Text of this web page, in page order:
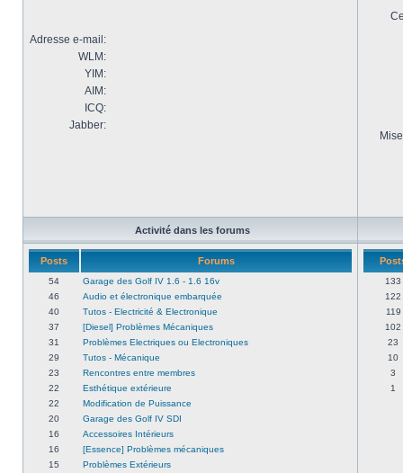
Adresse e-mail:
WLM:
YIM:
AIM:
ICQ:
Jabber:
Activité dans les forums
Posts Forums
54
Garage des Golf IV 1.6 - 1.6 16v
46
Audio et électronique embarquée
40
Tutos - Electricité & Electronique
37
[Diesel] Problèmes Mécaniques
31
Problèmes Electriques ou Electroniques
29
Tutos - Mécanique
23
Rencontres entre membres
22
Esthétique extérieure
22
Modification de Puissance
20
Garage des Golf IV SDI
16
Accessoires Intérieurs
16
[Essence] Problèmes mécaniques
15
Problèmes Extérieurs
133
122
119
102
23
10
3
1